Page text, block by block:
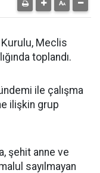
Meclis
toplandı.
ile çalışma
ilişkin grup
şehit anne ve
sayılmayan